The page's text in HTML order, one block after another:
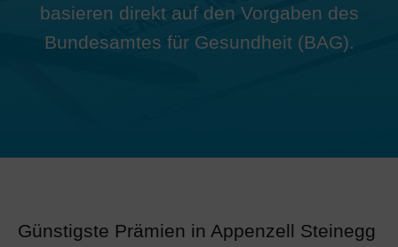
basieren direkt auf den Vorgaben des
Bundesamtes für Gesundheit (BAG).
Günstigste Prämien in Appenzell Steinegg